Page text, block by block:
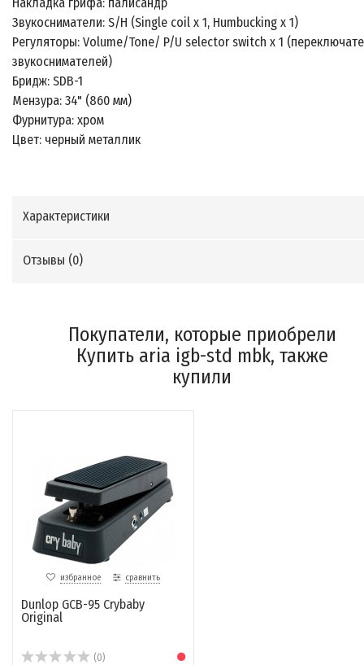
Накладка грифа: палисандр
Звукосниматели: S/H (Single coil x 1, Humbucking x 1)
Регуляторы: Volume/Tone/ P/U selector switch x 1
звукоснимателей)
Бридж: SDB-1
Мензура: 34" (860 мм)
Фурнитура: хром
Цвет: черный металлик
Характеристики
Отзывы (0)
Покупатели, которые приобрели
Купить aria igb-std mbk, также
купили
избранное сравнить
Dunlop GCB-95 Crybaby
Original
(0)